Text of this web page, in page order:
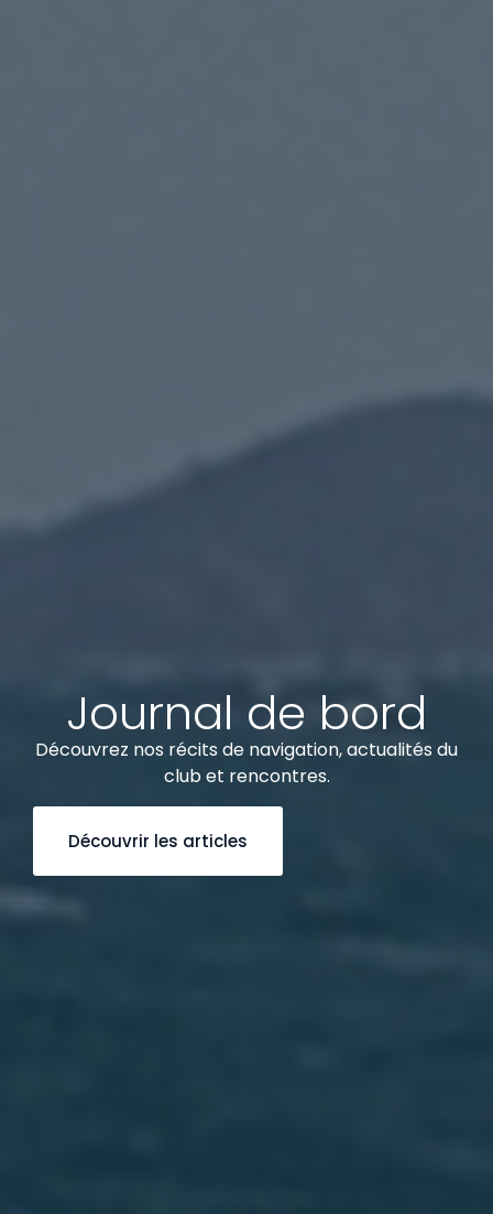
Journal de bord
Découvrez nos récits de navigation, actualités du
club et rencontres.
Découvrir les articles